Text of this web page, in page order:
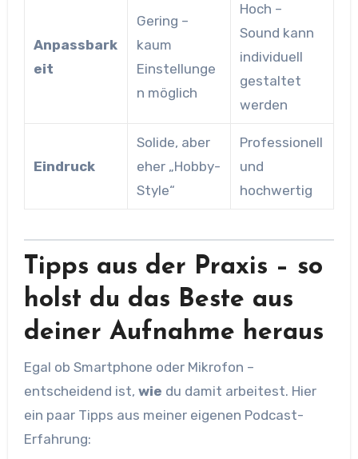
Anpassbark
eit
Gering –
kaum
Einstellunge
n möglich
Hoch –
Sound kann
individuell
gestaltet
werden
Eindruck
Solide, aber
eher „Hobby-
Style“
Professionell
und
hochwertig
Tipps aus der Praxis – so
holst du das Beste aus
deiner Aufnahme heraus
Egal ob Smartphone oder Mikrofon –
entscheidend ist, wie du damit arbeitest. Hier
ein paar Tipps aus meiner eigenen Podcast-
Erfahrung: